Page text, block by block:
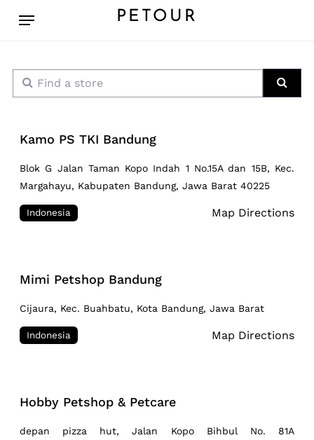
PETOUR
Menu
Find a store
Kamo PS TKI Bandung
Blok G Jalan Taman Kopo Indah 1 No.15A dan 15B, Kec.
Margahayu, Kabupaten Bandung, Jawa Barat 40225
Indonesia Map Directions
Mimi Petshop Bandung
Cijaura, Kec. Buahbatu, Kota Bandung, Jawa Barat
Indonesia Map Directions
Hobby Petshop & Petcare
depan pizza hut, Jalan Kopo Bihbul No. 81A